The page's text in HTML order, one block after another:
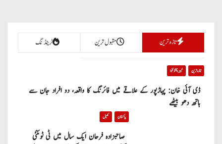
o
n
تازہ ترین مقبول ترین ٹرینڈنگ
تازہ ترین خیبر پختونخوا
ڈی آئی خان: پہاڑپور کے علاقے میں فائرنگ کا واقعہ، دو افراد جان سے
ہاتھ دھو بیٹھے
پاکستان کھیل
صاحبزادہ فرحان ایک سال میں ٹی ٹوئنٹی